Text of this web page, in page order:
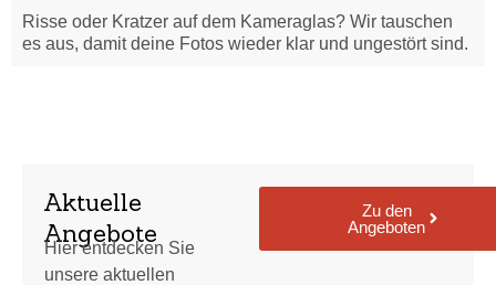
Risse oder Kratzer auf dem Kameraglas? Wir tauschen
es aus, damit deine Fotos wieder klar und ungestört sind.
Aktuelle
Angebote
Hier entdecken Sie
unsere aktuellen
Zu den
Angeboten